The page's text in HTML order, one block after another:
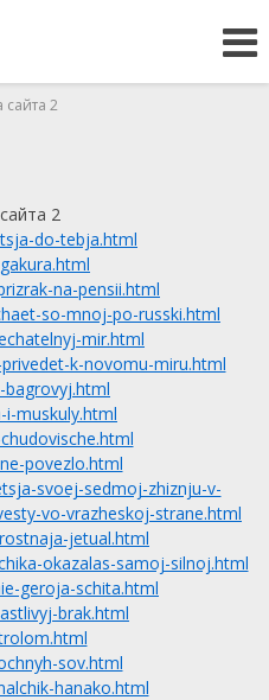
сайта 2
2
do-tebja.html
na-pensii.html
so-mnoj-po-russki.html
mir.html
k-novomu-miru.html
muskuly.html
povezlo.html
svoej-sedmoj-zhiznju-v-
vo-vrazheskoj-strane.html
jetual.html
okazalas-samoj-silnoj.html
geroja-schita.html
brak.html
sov.html
hanako.html